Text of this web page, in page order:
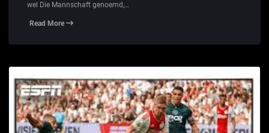
wel Die Mannschaft genoemd,…
Read More